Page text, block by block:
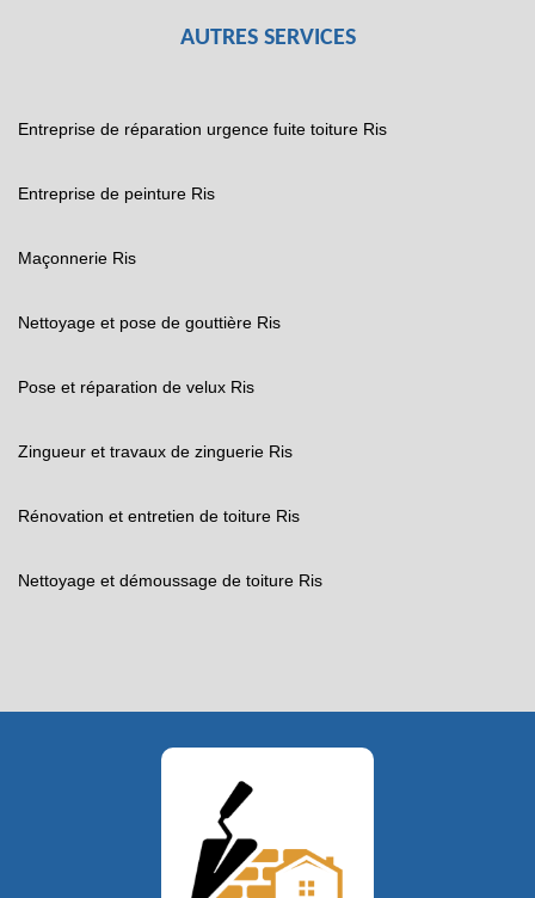
AUTRES SERVICES
Entreprise de réparation urgence fuite toiture Ris
Entreprise de peinture Ris
Maçonnerie Ris
Nettoyage et pose de gouttière Ris
Pose et réparation de velux Ris
Zingueur et travaux de zinguerie Ris
Rénovation et entretien de toiture Ris
Nettoyage et démoussage de toiture Ris